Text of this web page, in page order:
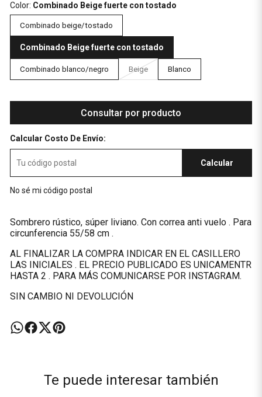
Color: Combinado Beige fuerte con tostado
Combinado beige/tostado
Combinado Beige fuerte con tostado
Combinado blanco/negro Beige Blanco
Consultar por producto
Calcular Costo De Envío:
Calcular
No sé mi código postal
Sombrero rústico, súper liviano. Con correa anti vuelo . Para
circunferencia 55/58 cm .
AL FINALIZAR LA COMPRA INDICAR EN EL CASILLERO
LAS INICIALES . EL PRECIO PUBLICADO ES UNICAMENTR
HASTA 2 . PARA MÁS COMUNICARSE POR INSTAGRAM.
SIN CAMBIO NI DEVOLUCIÓN
Te puede interesar también